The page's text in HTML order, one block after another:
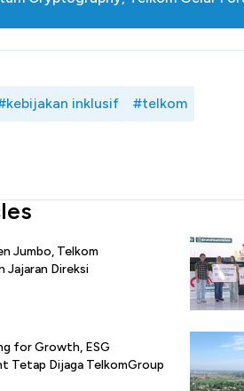
inklusif #telkom
Jumbo, Telkom
Jajaran Direksi
for Growth, ESG
Tetap Dijaga TelkomGroup